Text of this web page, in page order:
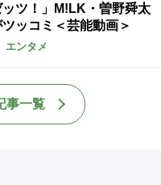
ッツ！」M!LK・曽野舜太
ッコミ＜芸能動画＞
エンタメ
事一覧